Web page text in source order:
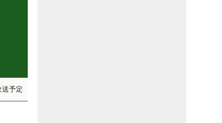
予定